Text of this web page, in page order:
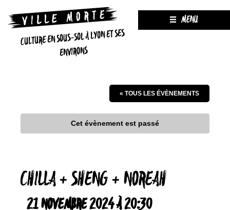
CULTURE EN SOUS-SOL À LYON ET SES
ENVIRONS
MENU
« TOUS LES ÉVÈNEMENTS
Cet évènement est passé
CHILLA + SHENG + NOREAH
21 NOVEMBRE 2024 À 20:30